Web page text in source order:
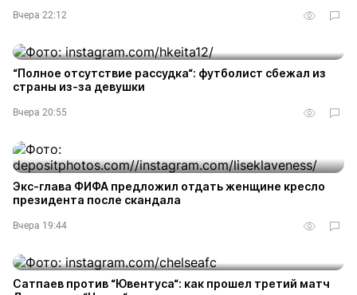
Вчера 22:12
“Полное отсутствие рассудка“: футболист сбежал из
страны из-за девушки
Вчера 20:55
Экс-глава ФИФА предложил отдать женщине кресло
президента после скандала
Вчера 19:44
Сатпаев против “Ювентуса“: как прошел третий матч